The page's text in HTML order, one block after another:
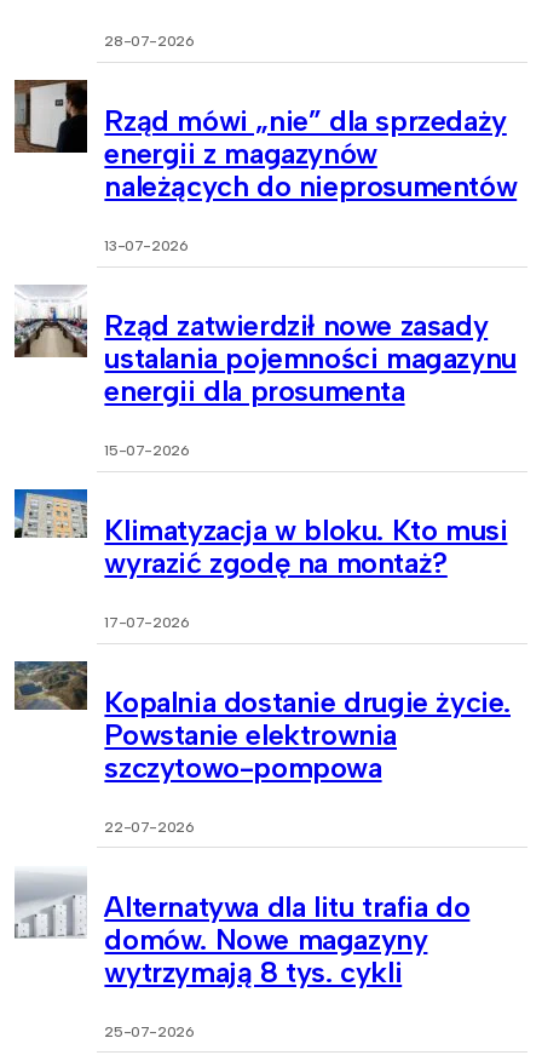
28-07-2026
Rząd mówi „nie” dla sprzedaży
energii z magazynów
należących do nieprosumentów
13-07-2026
Rząd zatwierdził nowe zasady
ustalania pojemności magazynu
energii dla prosumenta
15-07-2026
Klimatyzacja w bloku. Kto musi
wyrazić zgodę na montaż?
17-07-2026
Kopalnia dostanie drugie życie.
Powstanie elektrownia
szczytowo-pompowa
22-07-2026
Alternatywa dla litu trafia do
domów. Nowe magazyny
wytrzymają 8 tys. cykli
25-07-2026